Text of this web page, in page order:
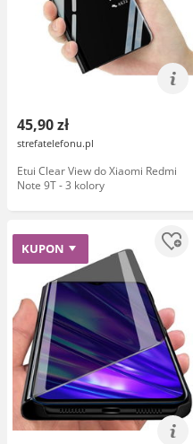
45,90 zł
strefatelefonu.pl
Etui Clear View do Xiaomi Redmi
Note 9T - 3 kolory
KUPON